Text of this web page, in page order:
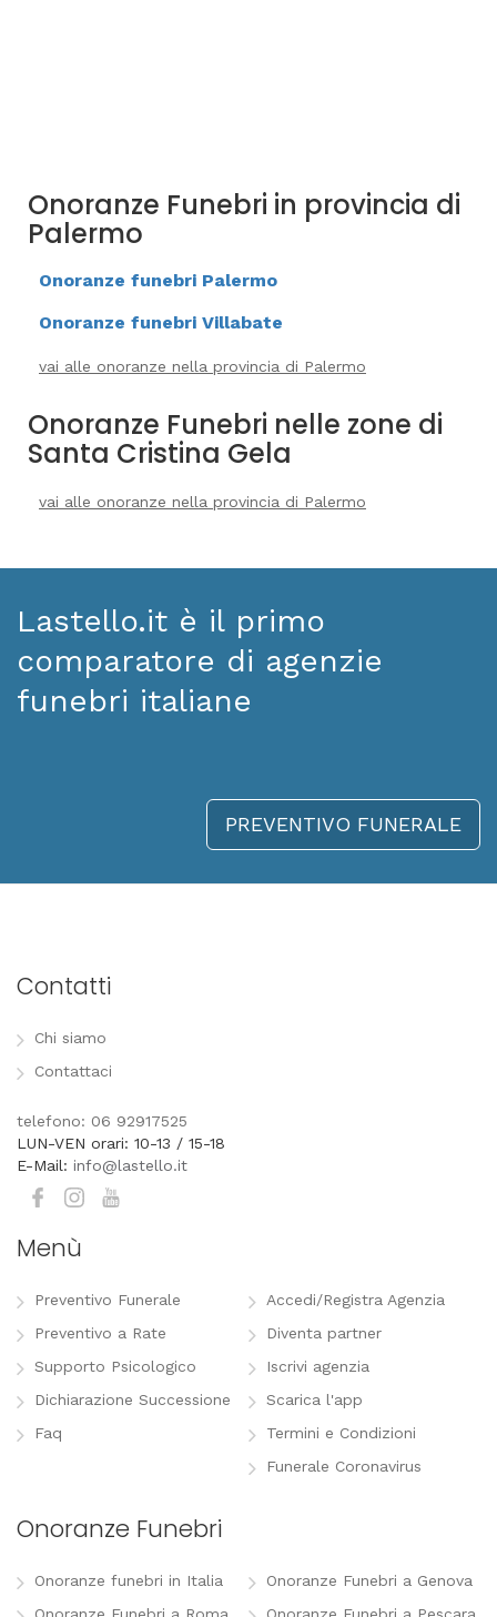
Onoranze Funebri in provincia di
Palermo
Onoranze funebri Palermo
Onoranze funebri Villabate
vai alle onoranze nella provincia di Palermo
Onoranze Funebri nelle zone di
Santa Cristina Gela
vai alle onoranze nella provincia di Palermo
Lastello.it è il primo
comparatore di agenzie
funebri italiane
PREVENTIVO FUNERALE
Contatti
Chi siamo
Contattaci
telefono: 06 92917525
LUN-VEN orari: 10-13 / 15-18
E-Mail: info@lastello.it
Menù
Preventivo Funerale
Preventivo a Rate
Supporto Psicologico
Dichiarazione Successione
Faq
Accedi/Registra Agenzia
Diventa partner
Iscrivi agenzia
Scarica l'app
Termini e Condizioni
Funerale Coronavirus
Onoranze Funebri
Onoranze funebri in Italia
Onoranze Funebri a Genova